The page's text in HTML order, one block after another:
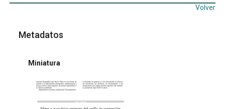
Volver
Metadatos
Miniatura